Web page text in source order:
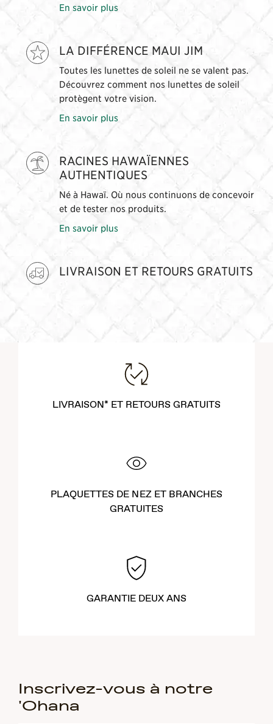
En savoir plus
LA DIFFÉRENCE MAUI JIM
Toutes les lunettes de soleil ne se valent pas.
Découvrez comment nos lunettes de soleil
protègent votre vision.
En savoir plus
RACINES HAWAÏENNES
AUTHENTIQUES
Né à Hawaï. Où nous continuons de concevoir
et de tester nos produits.
En savoir plus
LIVRAISON ET RETOURS GRATUITS
LIVRAISON* ET RETOURS GRATUITS
PLAQUETTES DE NEZ ET BRANCHES
GRATUITES
GARANTIE DEUX ANS
Inscrivez-vous à notre
'Ohana